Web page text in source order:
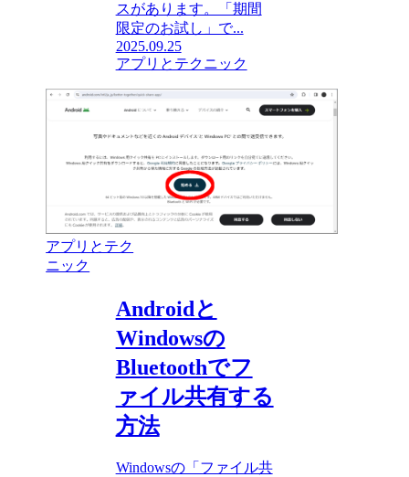
スがあります。「期間
限定のお試し」で...
2025.09.25
アプリとテクニック
アプリとテク
ニック
Androidと
Windowsの
Bluetoothでフ
ァイル共有する
方法
Windowsの「ファイル共